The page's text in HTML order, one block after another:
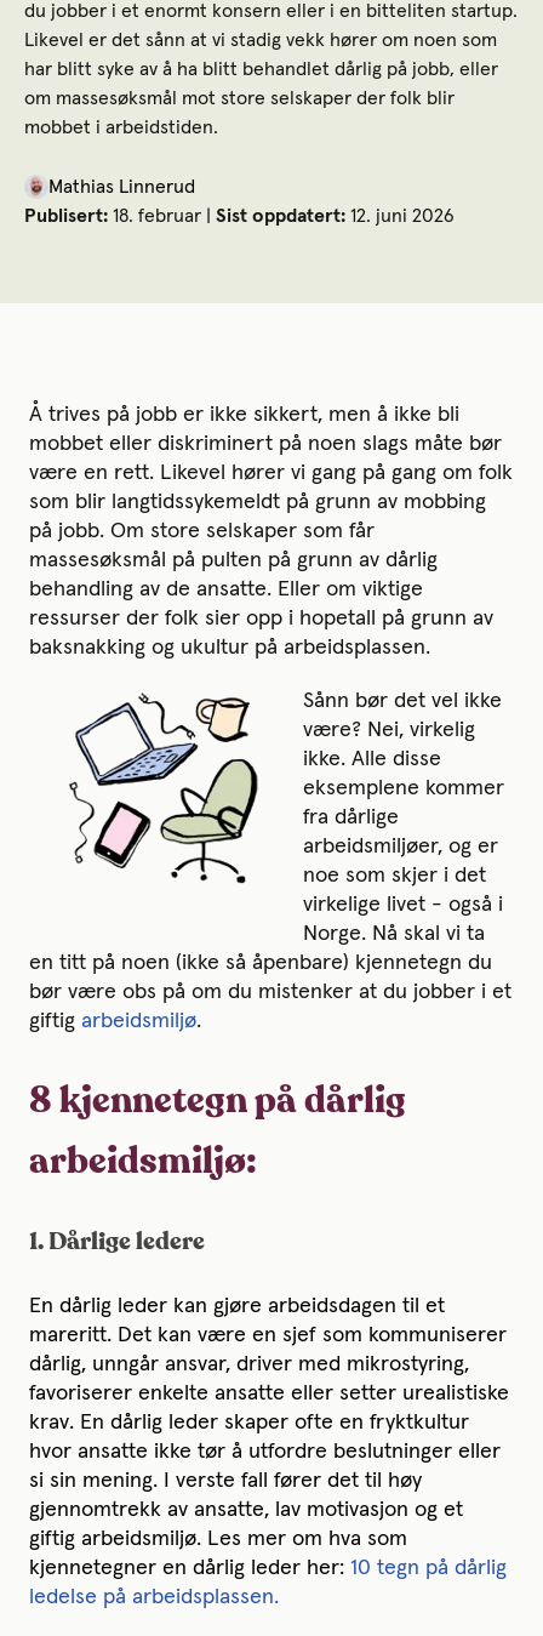
du jobber i et enormt konsern eller i en bitteliten startup.
Likevel er det sånn at vi stadig vekk hører om noen som
har blitt syke av å ha blitt behandlet dårlig på jobb, eller
om massesøksmål mot store selskaper der folk blir
mobbet i arbeidstiden.
Mathias Linnerud
Publisert: 18. februar | Sist oppdatert: 12. juni 2026
Å trives på jobb er ikke sikkert, men å ikke bli
mobbet eller diskriminert på noen slags måte bør
være en rett. Likevel hører vi gang på gang om folk
som blir langtidssykemeldt på grunn av mobbing
på jobb. Om store selskaper som får
massesøksmål på pulten på grunn av dårlig
behandling av de ansatte. Eller om viktige
ressurser der folk sier opp i hopetall på grunn av
baksnakking og ukultur på arbeidsplassen.
Sånn bør det vel ikke
være? Nei, virkelig
ikke. Alle disse
eksemplene kommer
fra dårlige
arbeidsmiljøer, og er
noe som skjer i det
virkelige livet - også i
Norge. Nå skal vi ta
en titt på noen (ikke så åpenbare) kjennetegn du
bør være obs på om du mistenker at du jobber i et
giftig arbeidsmiljø.
8 kjennetegn på dårlig
arbeidsmiljø:
1. Dårlige ledere
En dårlig leder kan gjøre arbeidsdagen til et
mareritt. Det kan være en sjef som kommuniserer
dårlig, unngår ansvar, driver med mikrostyring,
favoriserer enkelte ansatte eller setter urealistiske
krav. En dårlig leder skaper ofte en fryktkultur
hvor ansatte ikke tør å utfordre beslutninger eller
si sin mening. I verste fall fører det til høy
gjennomtrekk av ansatte, lav motivasjon og et
giftig arbeidsmiljø. Les mer om hva som
kjennetegner en dårlig leder her: 10 tegn på dårlig
ledelse på arbeidsplassen.